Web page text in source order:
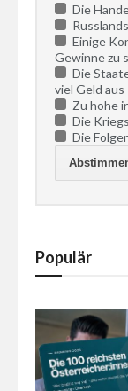
Die
Einige
Gewinne zu
Die
viel Geld aus
Zu hohe
Die
Die
Populär